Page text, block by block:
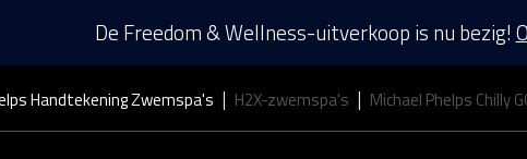
De Freedom & Wellness-uitverkoop is nu bezig!
Handtekening Zwemspa's H2X-zwemspa's Michael Phelps Chilly